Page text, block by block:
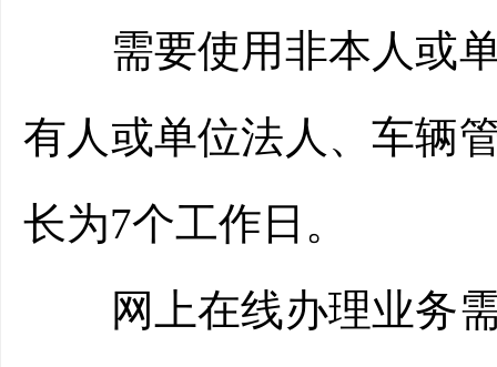
需要使用非本人或单
有人或单位法人、车辆
长为7个工作日。
网上在线办理业务需